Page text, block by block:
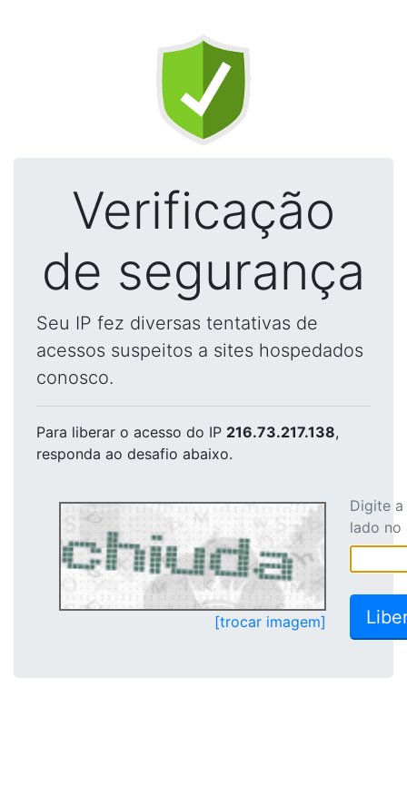
Verificação
de segurança
Seu IP fez diversas tentativas de
acessos suspeitos a sites hospedados
conosco.
Para liberar o acesso do IP 216.73.217.138,
responda ao desafio abaixo.
[trocar imagem]
Digite
lado no